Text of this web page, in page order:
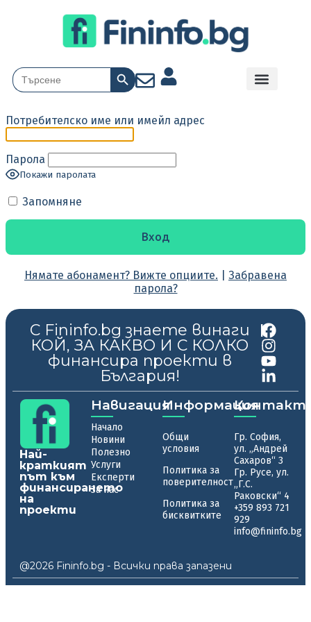
Search
for:
Search Button
Потребителско име или имейл адрес
Парола
Покажи паролата
Запомняне
Нямате абонамент? Вижте опциите.
Забравена
парола?
С Fininfo.bg знаете винаги
КОЙ, ЗА КАКВО И С КОЛКО
финансира проекти в
България!
|
Най-
краткият
път към
финансирането
на
проекти
Навигация
Начало
Новини
Полезно
Услуги
Експерти
За нас
Информация
Общи
условия
Политика за
поверителност
Политика за
бисквитките
Гр. София,
ул. „Андрей
Сахаров“ 3
Гр. Русе, ул.
„Г.С.
Раковски“ 4
+359 893 721
929
info@fininfo.bg
@2026 Fininfo.bg - Всички права запазени